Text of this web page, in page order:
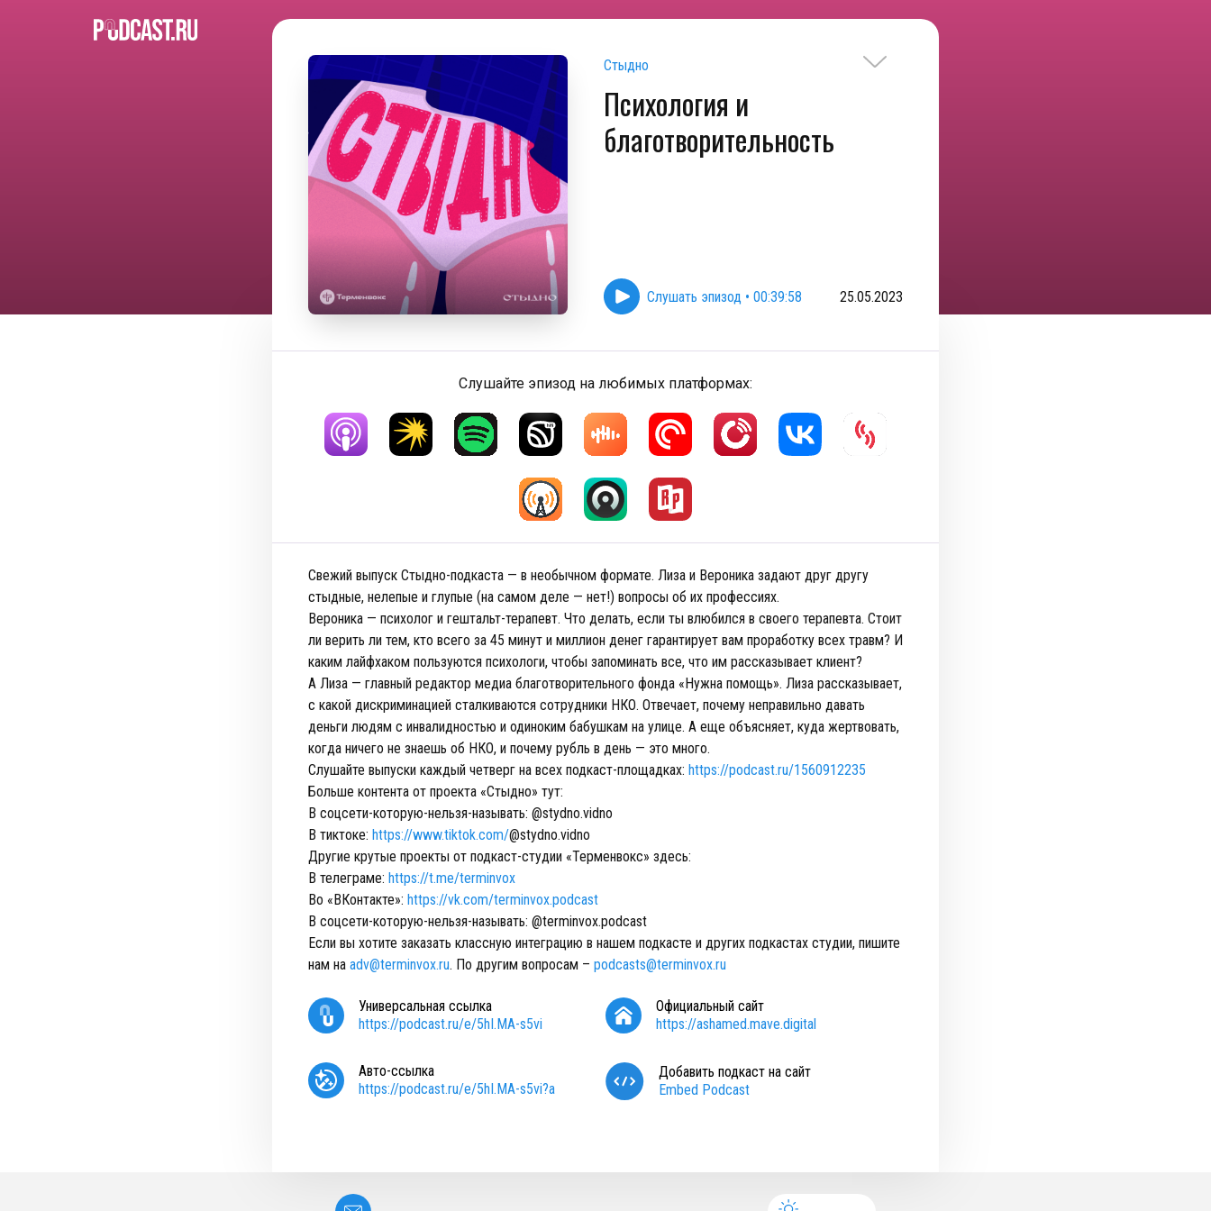
Стыдно
Психология и
благотворительность
Слушать эпизод • 00:39:58 25.05.2023
Слушайте эпизод на любимых платформах:
Свежий выпуск Стыдно-подкаста — в необычном формате. Лиза и Вероника задают друг другу
стыдные, нелепые и глупые (на самом деле — нет!) вопросы об их профессиях.
Вероника — психолог и гештальт-терапевт. Что делать, если ты влюбился в своего терапевта. Стоит
ли верить ли тем, кто всего за 45 минут и миллион денег гарантирует вам проработку всех травм? И
каким лайфхаком пользуются психологи, чтобы запоминать все, что им рассказывает клиент?
А Лиза — главный редактор медиа благотворительного фонда «Нужна помощь». Лиза рассказывает,
с какой дискриминацией сталкиваются сотрудники НКО. Отвечает, почему неправильно давать
деньги людям с инвалидностью и одиноким бабушкам на улице. А еще объясняет, куда жертвовать,
когда ничего не знаешь об НКО, и почему рубль в день — это много.
Слушайте выпуски каждый четверг на всех подкаст-площадках: https://podcast.ru/1560912235
Больше контента от проекта «Стыдно» тут:
В соцсети-которую-нельзя-называть: @stydno.vidno
В тиктоке: https://www.tiktok.com/@stydno.vidno
Другие крутые проекты от подкаст-студии «Терменвокс» здесь:
В телеграме: https://t.me/terminvox
Во «ВКонтакте»: https://vk.com/terminvox.podcast
В соцсети-которую-нельзя-называть: @terminvox.podcast
Если вы хотите заказать классную интеграцию в нашем подкасте и других подкастах студии, пишите
нам на adv@terminvox.ru. По другим вопросам – podcasts@terminvox.ru
Универсальная ссылка
https://podcast.ru/e/5hI.MA-s5vi
Официальный сайт
https://ashamed.mave.digital
Авто-ссылка
https://podcast.ru/e/5hI.MA-s5vi?a
Добавить подкаст на сайт
Embed Podcast